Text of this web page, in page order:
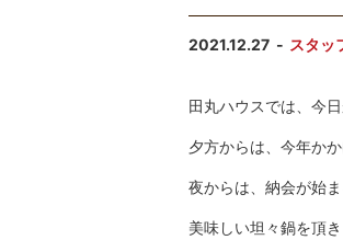
2021.12.27 スタッ
田丸ハウスでは、今
夕方からは、今年か
夜からは、納会が始ま
美味しい坦々鍋を頂き